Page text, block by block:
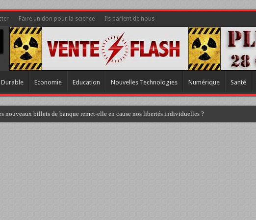
Faire un don pour la science Ils parlent de nous
Economie Education Nouvelles Technologies Numérique Santé
nouveaux billets de banque remet-elle en cause nos libertés individuelles ?